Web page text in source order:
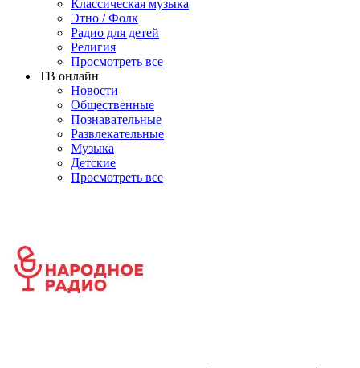
Классическая музыка
Этно / Фолк
Радио для детей
Религия
Просмотреть все
ТВ онлайн
Новости
Общественные
Познавательные
Развлекательные
Музыка
Детские
Просмотреть все